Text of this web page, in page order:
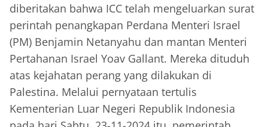
diberitakan bahwa ICC telah mengeluarkan surat
perintah penangkapan Perdana Menteri Israel
(PM) Benjamin Netanyahu dan mantan Menteri
Pertahanan Israel Yoav Gallant. Mereka dituduh
atas kejahatan perang yang dilakukan di
Palestina. Melalui pernyataan tertulis
Kementerian Luar Negeri Republik Indonesia